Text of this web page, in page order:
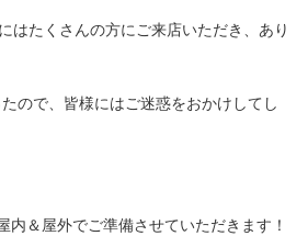
はたくさんの方にご来店いただき、あり
ので、皆様にはご迷惑をおかけしてし
内＆屋外でご準備させていただきます！